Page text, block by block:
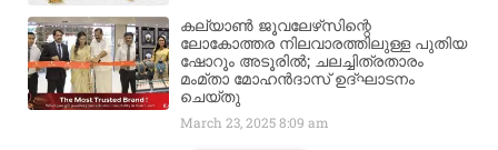
കല്യാൺ ജൂവലേഴ്‌സിന്റെ
ലോകോത്തര നിലവാരത്തിലുള്ള പുതിയ
ഷോറൂം അടൂരിൽ; ചലച്ചിത്രതാരം
മംമ്താ മോഹൻദാസ് ഉദ്ഘാടനം
ചെയ്‌തു
March 23, 20258:09 am